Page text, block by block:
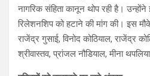
नागरिक संहिता कानून थोप रही है।
रिलेशनशिप को हटाने की मांग की। इस
राजेंद्र गुसाई, विनोद कोठियाल, राजेंद्र
श्रीवास्तव, प्रांजल नौडियाल, मीना